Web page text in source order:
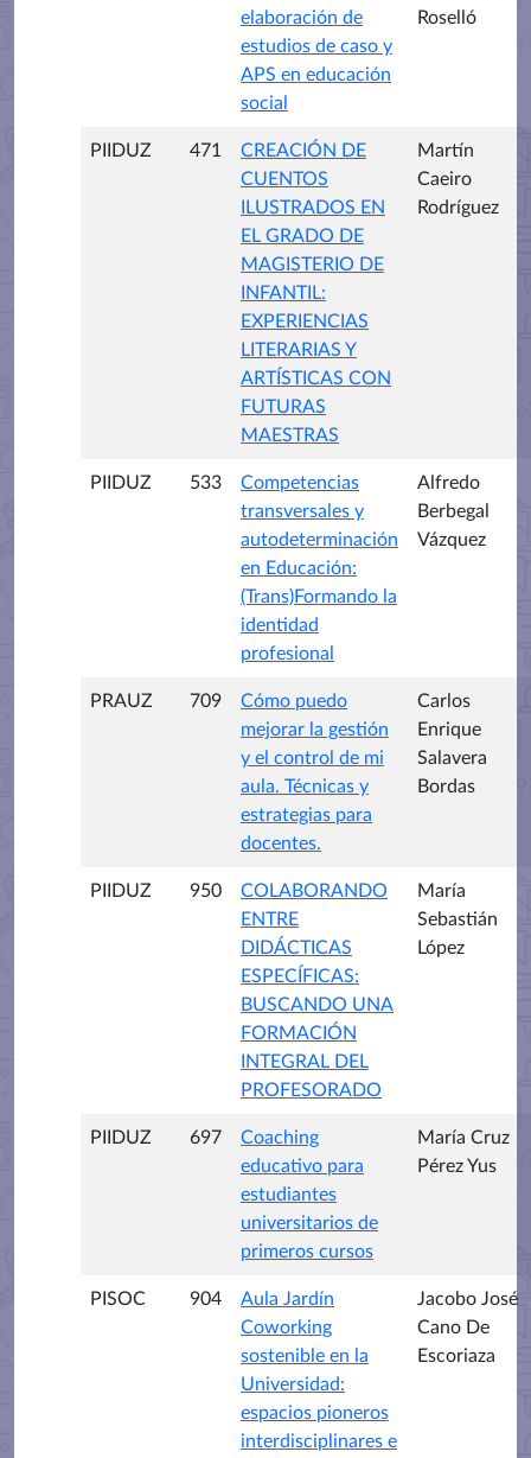
elaboración de
estudios de caso y
APS en educación
social
Roselló
PIIDUZ 471
CREACIÓN DE
CUENTOS
ILUSTRADOS EN
EL GRADO DE
MAGISTERIO DE
INFANTIL:
EXPERIENCIAS
LITERARIAS Y
ARTÍSTICAS CON
FUTURAS
MAESTRAS
Martín
Caeiro
Rodríguez
PIIDUZ 533
Competencias
transversales y
autodeterminación
en Educación:
(Trans)Formando la
identidad
profesional
Alfredo
Berbegal
Vázquez
PRAUZ 709
Cómo puedo
mejorar la gestión
y el control de mi
aula. Técnicas y
estrategias para
docentes.
Carlos
Enrique
Salavera
Bordas
PIIDUZ 950
COLABORANDO
ENTRE
DIDÁCTICAS
ESPECÍFICAS:
BUSCANDO UNA
FORMACIÓN
INTEGRAL DEL
PROFESORADO
María
Sebastián
López
PIIDUZ 697
Coaching
educativo para
estudiantes
universitarios de
primeros cursos
María Cruz
Pérez Yus
PISOC 904
Aula Jardín
Coworking
sostenible en la
Universidad:
espacios pioneros
interdisciplinares e
Jacobo José
Cano De
Escoriaza